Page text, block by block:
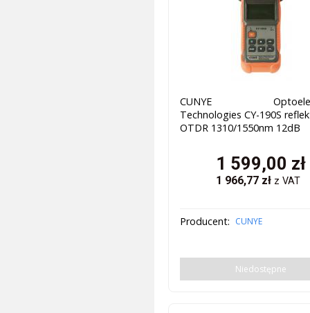
CUNYE
Technologies CY-190S
OTDR 1310/1550nm 12dB
1 599,00 zł
1 966,77 zł z VAT
Producent: CUNYE
Niedostępne